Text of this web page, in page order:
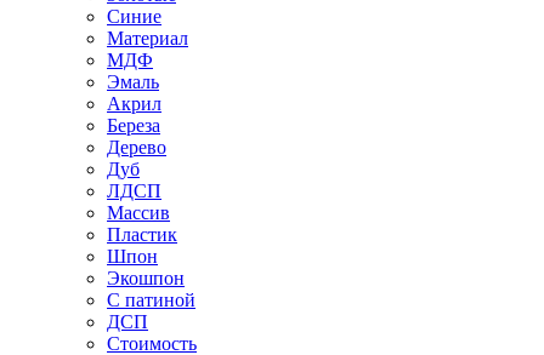
Синие
Материал
МДФ
Эмаль
Акрил
Береза
Дерево
Дуб
ЛДСП
Массив
Пластик
Шпон
Экошпон
С патиной
ДСП
Стоимость